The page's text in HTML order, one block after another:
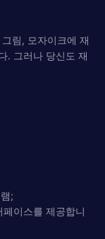
림, 모자이크에 재
. 그러나 당신도 재
;
이스를 제공합니